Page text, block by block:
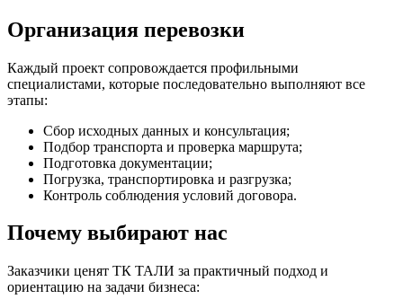
Организация перевозки
Каждый проект сопровождается профильными
специалистами, которые последовательно выполняют все
этапы:
Сбор исходных данных и консультация;
Подбор транспорта и проверка маршрута;
Подготовка документации;
Погрузка, транспортировка и разгрузка;
Контроль соблюдения условий договора.
Почему выбирают нас
Заказчики ценят ТК ТАЛИ за практичный подход и
ориентацию на задачи бизнеса: